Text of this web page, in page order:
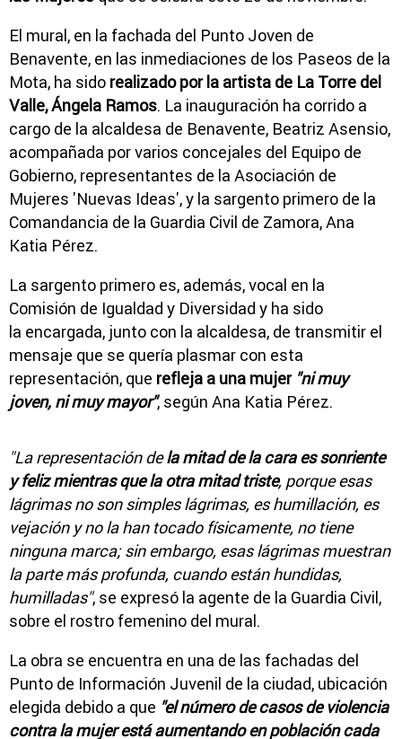
El mural, en la fachada del Punto Joven de
Benavente, en las inmediaciones de los Paseos de la
Mota, ha sido realizado por la artista de La Torre del
Valle, Ángela Ramos. La inauguración ha corrido a
cargo de la alcaldesa de Benavente, Beatriz Asensio,
acompañada por varios concejales del Equipo de
Gobierno, representantes de la Asociación de
Mujeres 'Nuevas Ideas', y la sargento primero de la
Comandancia de la Guardia Civil de Zamora, Ana
Katia Pérez.
La sargento primero es, además, vocal en la
Comisión de Igualdad y Diversidad y ha sido
la encargada, junto con la alcaldesa, de transmitir el
mensaje que se quería plasmar con esta
representación, que refleja a una mujer "ni muy
joven, ni muy mayor", según Ana Katia Pérez.
"La representación dela mitad de la cara es sonriente
y feliz mientras que la otra mitad triste, porque esas
lágrimas no son simples lágrimas, es humillación, es
vejación y no la han tocado físicamente, no tiene
ninguna marca; sin embargo, esas lágrimas muestran
la parte más profunda, cuando están hundidas,
humilladas", se expresó la agente de la Guardia Civil,
sobre el rostro femenino del mural.
La obra se encuentra en una de las fachadas del
Punto de Información Juvenil de la ciudad, ubicación
elegida debido a que "el número de casos de violencia
contra la mujer está aumentando en población cada